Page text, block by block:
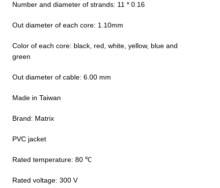
Number and diameter of strands: 11 * 0.16
Out diameter of each core: 1.10mm
Color of each core: black, red, white, yellow, blue and
green
Out diameter of cable: 6.00 mm
Made in Taiwan
Brand: Matrix
PVC jacket
℃ Rated temperature: 80
Rated voltage: 300 V